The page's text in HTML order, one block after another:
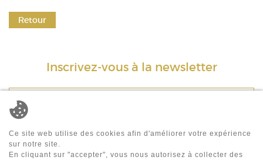
Retour
Ce site web utilise des cookies afin d'améliorer votre expérience
sur notre site.
En cliquant sur "accepter", vous nous autorisez à collecter des
Inscrivez-vous à la newsletter
E-mail*
ENVOYER